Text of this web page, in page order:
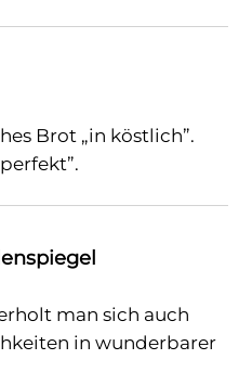
Brot „in köstlich”.
man sich auch
in wunderbarer